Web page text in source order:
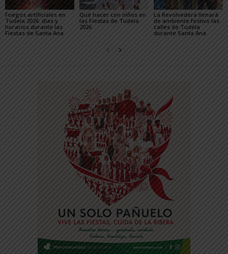
Fuegos artificiales en
Tudela 2026: días y
horarios durante las
Fiestas de Santa Ana
Qué hacer con niños en
las Fiestas de Tudela
2026
La Revolvedera llenará
de ambiente festivo las
calles de Tudela
durante Santa Ana